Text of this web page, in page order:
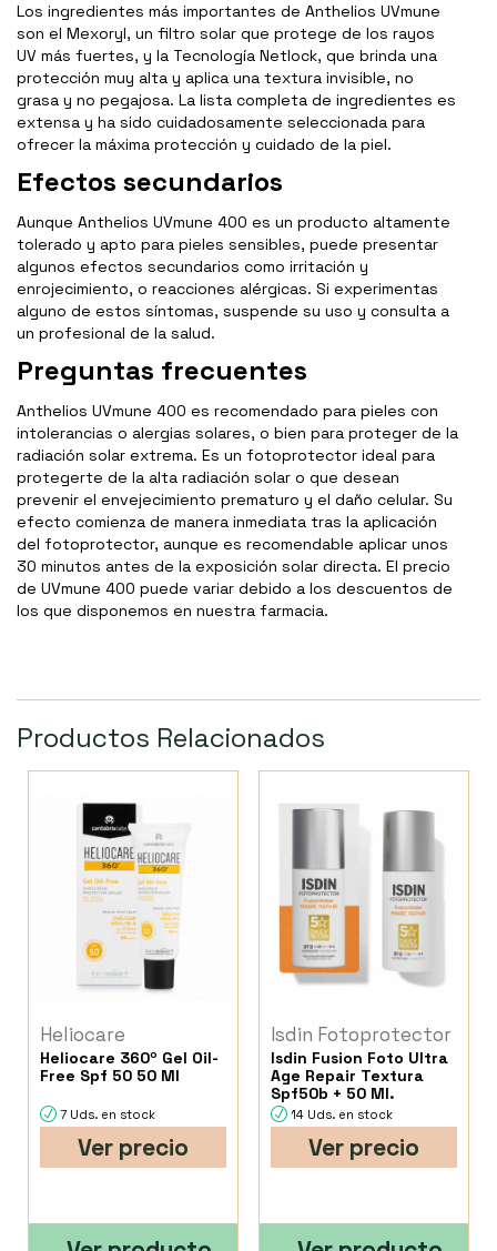
Los ingredientes más importantes de Anthelios UVmune
son el Mexoryl, un filtro solar que protege de los rayos
UV más fuertes, y la Tecnología Netlock, que brinda una
protección muy alta y aplica una textura invisible, no
grasa y no pegajosa. La lista completa de ingredientes es
extensa y ha sido cuidadosamente seleccionada para
ofrecer la máxima protección y cuidado de la piel.
Efectos secundarios
Aunque Anthelios UVmune 400 es un producto altamente
tolerado y apto para pieles sensibles, puede presentar
algunos efectos secundarios como irritación y
enrojecimiento, o reacciones alérgicas. Si experimentas
alguno de estos síntomas, suspende su uso y consulta a
un profesional de la salud.
Preguntas frecuentes
Anthelios UVmune 400 es recomendado para pieles con
intolerancias o alergias solares, o bien para proteger de la
radiación solar extrema. Es un fotoprotector ideal para
protegerte de la alta radiación solar o que desean
prevenir el envejecimiento prematuro y el daño celular. Su
efecto comienza de manera inmediata tras la aplicación
del fotoprotector, aunque es recomendable aplicar unos
30 minutos antes de la exposición solar directa. El precio
de UVmune 400 puede variar debido a los descuentos de
los que disponemos en nuestra farmacia.
Productos Relacionados
Heliocare
Heliocare 360º Gel Oil-
Free Spf 50 50 Ml
7 Uds. en stock
Ver precio
Isdin Fotoprotector
Isdin Fusion Foto Ultra
Age Repair Textura
Spf50b + 50 Ml.
14 Uds. en stock
Ver precio